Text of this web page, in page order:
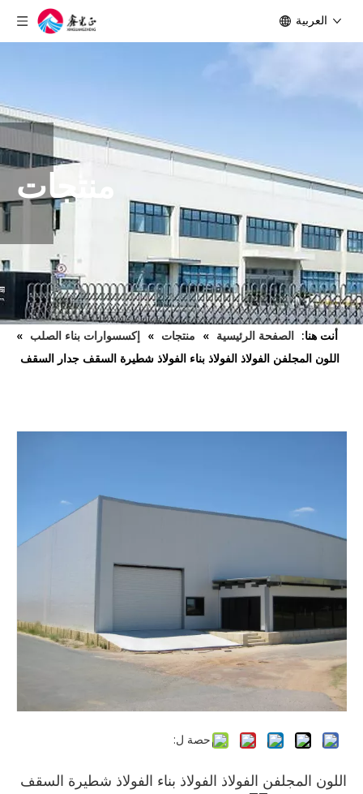
العربية
منتجات
أنت هنا: الصفحة الرئيسية » منتجات » إكسسوارات بناء الصلب »
اللون المجلفن الفولاذ الفولاذ بناء الفولاذ شطيرة السقف جدار السقف
حصة ل:
اللون المجلفن الفولاذ الفولاذ بناء الفولاذ شطيرة السقف